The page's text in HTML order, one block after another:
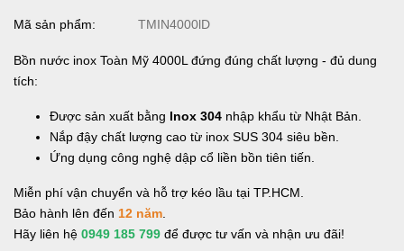
Mã sản phẩm: TMIN4000lD
Bồn nước inox Toàn Mỹ 4000L đứng đúng chất lượng - đủ dung
tích:
Được sản xuất bằng Inox 304 nhập khẩu từ Nhật Bản.
Nắp đậy chất lượng cao từ inox SUS 304 siêu bền.
Ứng dụng công nghệ dập cổ liền bồn tiên tiến.
Miễn phí vận chuyển và hỗ trợ kéo lầu tại TP.HCM.
Bảo hành lên đến 12 năm
Hãy liên hệ 0949 185 799 để được tư vấn và nhận ưu đãi!